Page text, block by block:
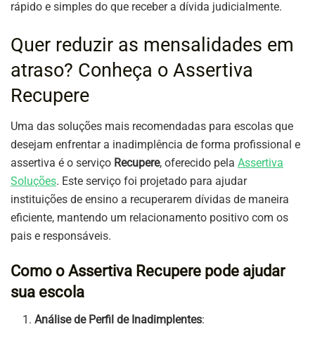
rápido e simples do que receber a dívida judicialmente.
Quer reduzir as mensalidades em
atraso? Conheça o Assertiva
Recupere
Uma das soluções mais recomendadas para escolas que
desejam enfrentar a inadimplência de forma profissional e
assertiva é o serviço Recupere, oferecido pela Assertiva
Soluções. Este serviço foi projetado para ajudar
instituições de ensino a recuperarem dívidas de maneira
eficiente, mantendo um relacionamento positivo com os
pais e responsáveis.
Como o Assertiva Recupere pode ajudar
sua escola
Análise de Perfil de Inadimplentes: